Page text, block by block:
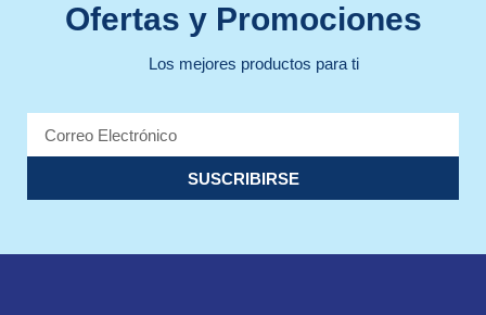
Ofertas y Promociones
Los mejores productos para ti
SUSCRIBIRSE